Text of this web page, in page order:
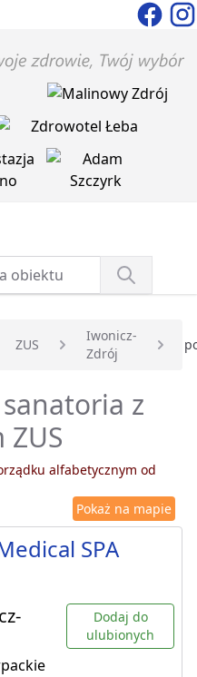
ZUS
Iwonicz-
Zdrój
z
alfabetycznym od
Pokaż na mapie
SPA
Dodaj do
ulubionych